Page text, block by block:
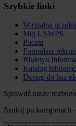
Szybkie linki
Wirtualna
Mój USWPS
Poczta
Formularz
Biuletyn
Katalog
Dostęp do baz
Sprawdź nasze
Szukaj po kategoriach